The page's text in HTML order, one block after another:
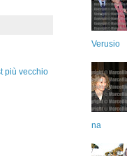
più vecchio
Verusio
na